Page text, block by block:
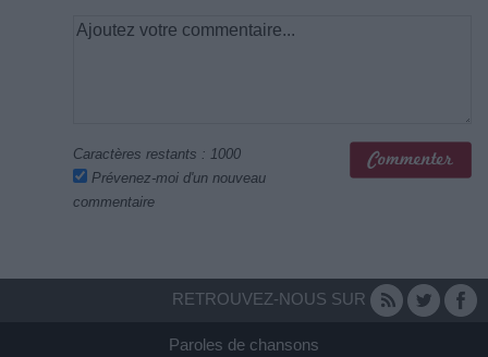
Caractères restants : 1000
Prévenez-moi d'un nouveau
commentaire
RETROUVEZ-NOUS SUR
Paroles de chansons